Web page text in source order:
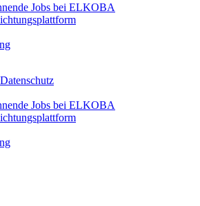
Jobs bei ELKOBA
Jobs bei ELKOBA